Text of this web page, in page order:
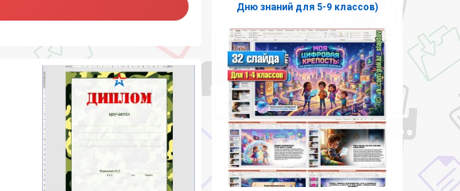
Дню знаний для 5-9 классов)